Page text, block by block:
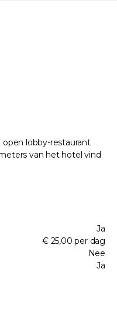
lobby-restaurant
van het hotel vind
Ja
€ 25,00 per dag
Nee
Ja